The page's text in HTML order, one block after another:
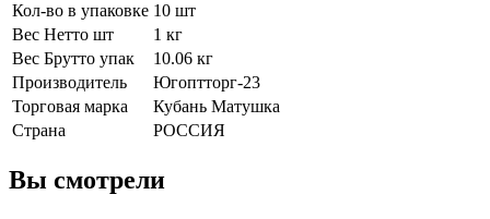
Кол-во в упаковке 10 шт
Вес Нетто шт
1 кг
Вес Брутто упак
10.06 кг
Производитель
Югоптторг-23
Торговая марка
Кубань Матушка
Страна
РОССИЯ
Вы смотрели